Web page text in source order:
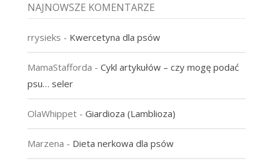
NAJNOWSZE KOMENTARZE
rrysieks - Kwercetyna dla psów
MamaStafforda - Cykl artykułów – czy mogę podać
psu… seler
OlaWhippet- Giardioza (Lamblioza)
Marzena - Dieta nerkowa dla psów